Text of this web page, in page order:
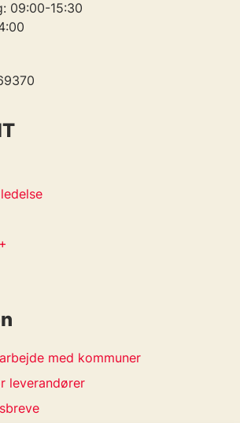
09:00-15:30
med kommuner
leverandører